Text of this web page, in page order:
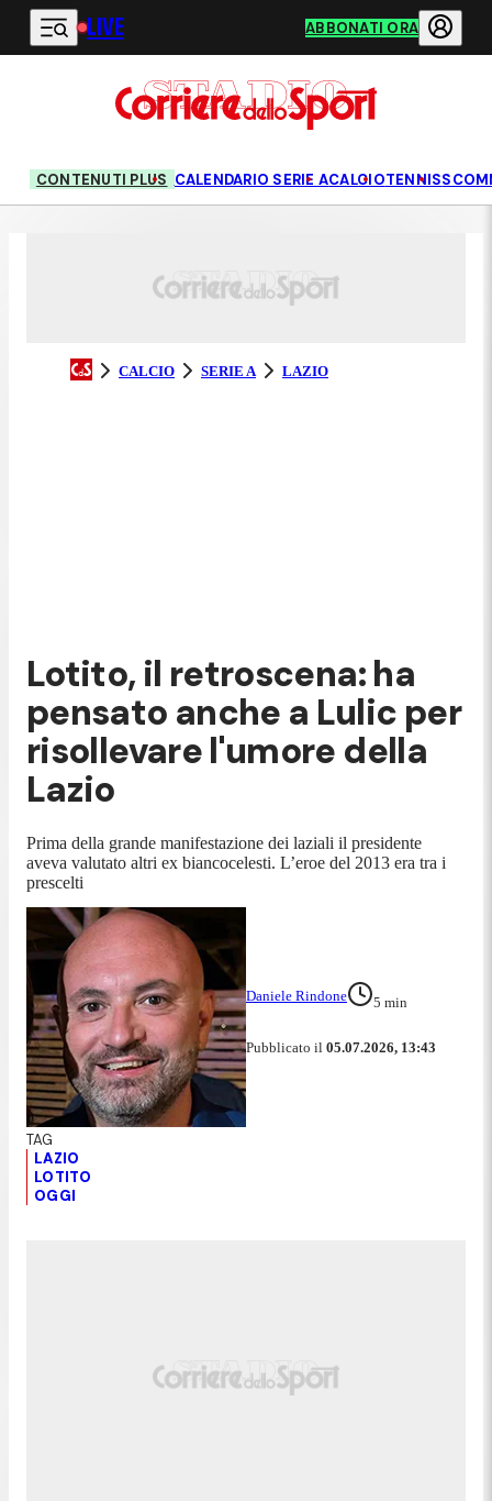
Vai al contenuto principale
LIVE ABBONATI ORA
CONTENUTI PLUS CALENDARIO SERIE ACALCIOTENNIS
CALCIO SERIE A LAZIO
Lotito, il retroscena: ha
pensato anche a Lulic per
risollevare l'umore della
Lazio
Prima della grande manifestazione dei laziali il presidente
aveva valutato altri ex biancocelesti. L’eroe del 2013 era tra i
prescelti
Daniele Rindone 5 min
Pubblicato il 05.07.2026, 13:43
LAZIO
LOTITO
OGGI